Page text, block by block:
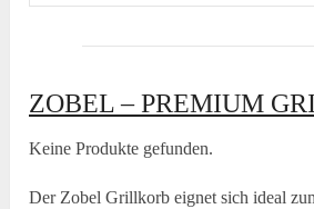
ZOBEL – PREMIUM
Keine Produkte gefunden.
Der Zobel Grillkorb eignet sich ideal